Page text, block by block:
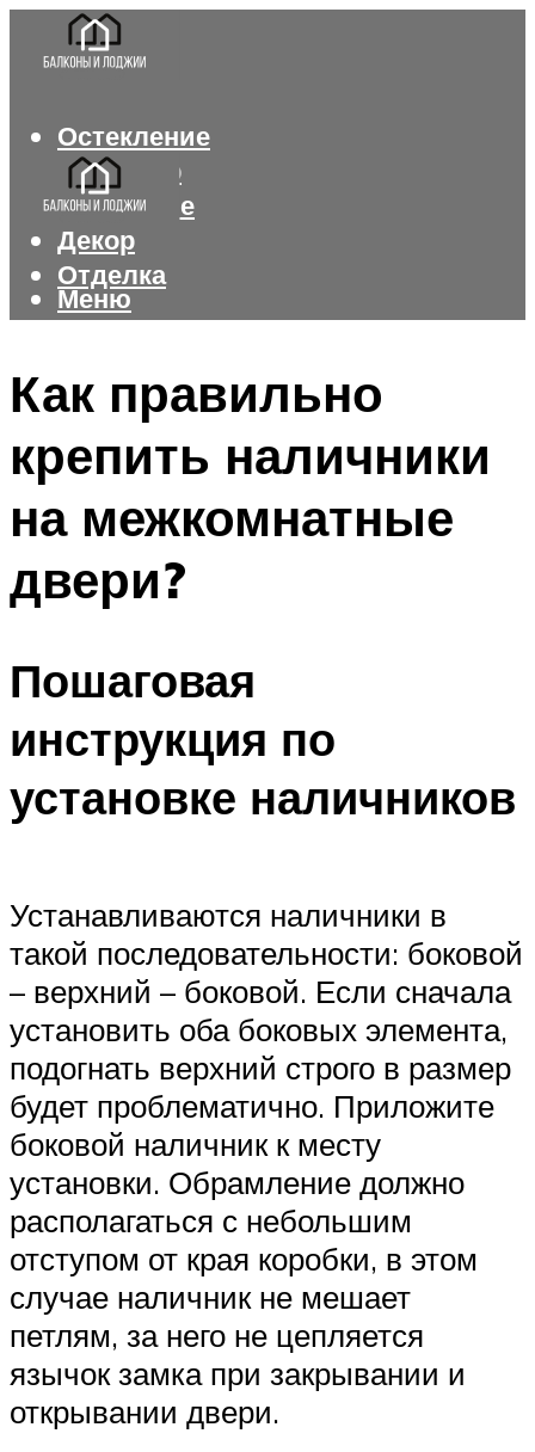
Остекление
Интерьер
Утепление
Декор
Отделка
Меню
Как правильно
крепить наличники
на межкомнатные
двери?
Пошаговая
инструкция по
установке наличников
Устанавливаются наличники в
такой последовательности: боковой
– верхний – боковой. Если сначала
установить оба боковых элемента,
подогнать верхний строго в размер
будет проблематично. Приложите
боковой наличник к месту
установки. Обрамление должно
располагаться с небольшим
отступом от края коробки, в этом
случае наличник не мешает
петлям, за него не цепляется
язычок замка при закрывании и
открывании двери.